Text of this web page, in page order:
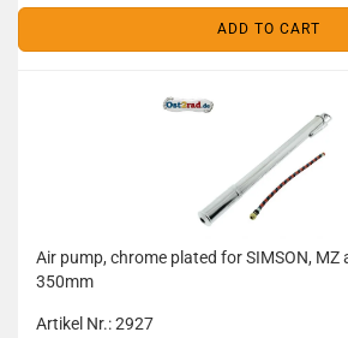
ADD TO CART
Air pump, chrome plated for SIMSON, MZ
350mm
Artikel Nr.: 2927